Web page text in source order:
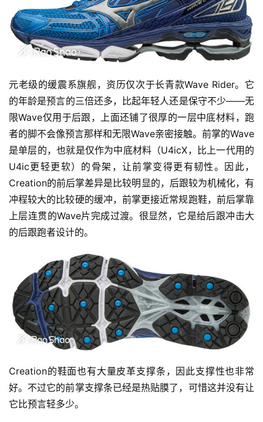
元老级的缓震系旗舰，资历仅次于长青款Wave Rider。它
的年龄是预言的三倍还多，比起年轻人还是保守不少——无
限Wave仅用于后跟，上面还铺了很厚的一层中底材料，跑
者的脚不会像预言那样和无限Wave亲密接触。前掌的Wave
是单层的，也就是仅作为中底材料（U4icX，比上一代用的
U4ic更轻更软）的骨架，让前掌变得更有韧性。因此，
Creation的前后掌差异是比较明显的，后跟较为机械化，有
冲程较大的比较硬的缓冲，前掌更接近常规跑鞋，前后掌靠
上层连贯的Wave片完成过渡。很显然，它是给后跟冲击大
的后跟跑者设计的。
Creation的鞋面也有大量皮革支撑条，因此支撑性也非常
好。不过它的前掌支撑条已经是热贴膜了，可惜这并没有让
它比预言轻多少。